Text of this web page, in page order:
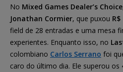
No Mixed Games Dealer’s Choice
Jonathan Cormier, que puxou R$
field de 28 entradas e uma mesa
experientes. Enquanto isso, no
colombiano Carlos Serrano foi
caro do último dia. Ele superou os